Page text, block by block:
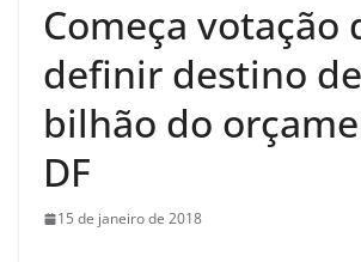
Começa votação
definir destino
bilhão do
DF
15 de janeiro de 2018